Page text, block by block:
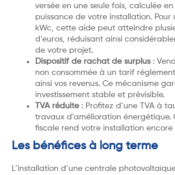
versée en une seule fois, calculée
puissance de votre installation. Pour
kWc, cette aide peut atteindre
d’euros, réduisant ainsi
de votre projet.
Dispositif de rachat de surplus:
non consommée à un tarif
ainsi vos revenus. Ce mécanisme
investissement stable et prévisible.
TVA réduite: Profitez d’une TVA à
travaux d’amélioration énergétique.
fiscale rend votre installation encore
Les bénéfices à long terme
L’installation d’une centrale